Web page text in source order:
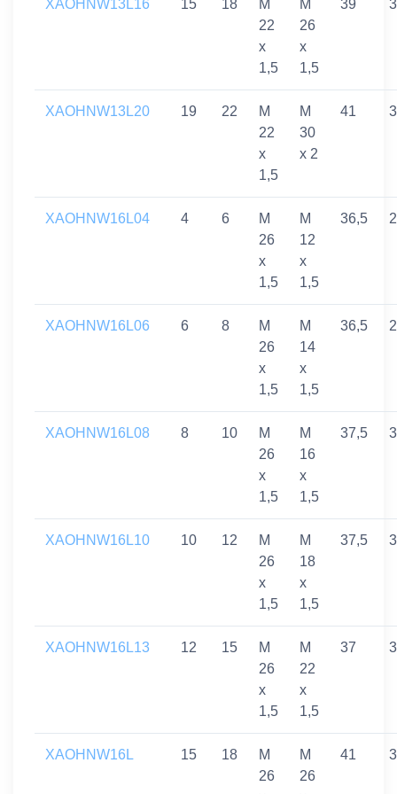
XAOHNW13L16 15 18
M
22
x
1,5
M
26
x
1,5
39
XAOHNW13L20 19 22
M
22
x
1,5
M
30
x 2
41
XAOHNW16L04 4 6
M
26
x
1,5
M
12
x
1,5
36,5
XAOHNW16L06 6 8
M
26
x
1,5
M
14
x
1,5
36,5
XAOHNW16L08 8 10
M
26
x
1,5
M
16
x
1,5
37,5
XAOHNW16L10 10 12
M
26
x
1,5
M
18
x
1,5
37,5
XAOHNW16L13 12 15
M
26
x
1,5
M
22
x
1,5
37
XAOHNW16L 15 18
M
26
M
26
41